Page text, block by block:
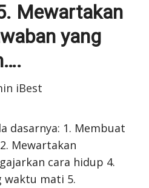
Mewartakan
yang
iBest